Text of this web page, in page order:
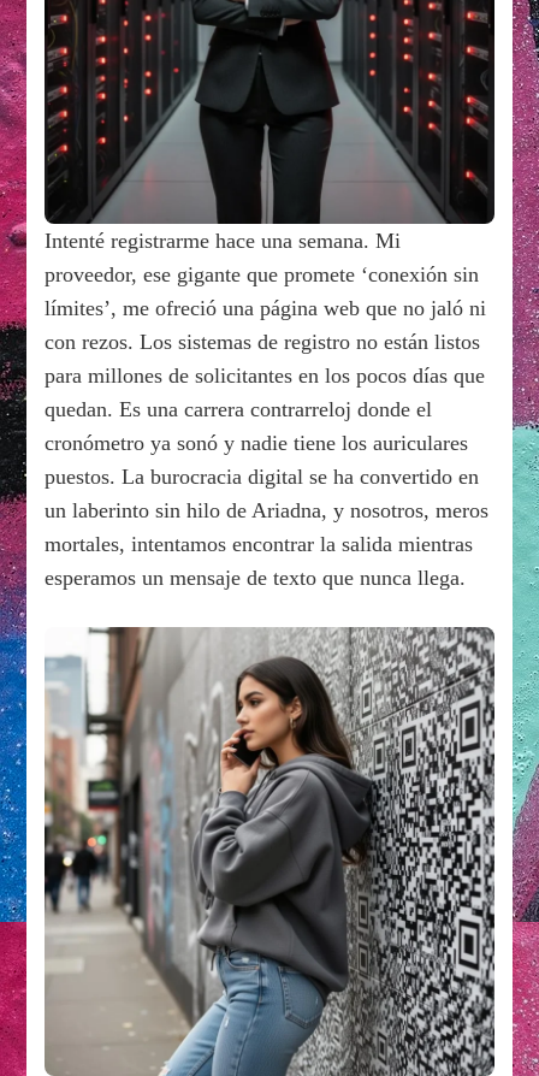
Intenté registrarme hace una semana. Mi
proveedor, ese gigante que promete ‘conexión sin
límites’, me ofreció una página web que no jaló ni
con rezos. Los sistemas de registro no están listos
para millones de solicitantes en los pocos días que
quedan. Es una carrera contrarreloj donde el
cronómetro ya sonó y nadie tiene los auriculares
puestos. La burocracia digital se ha convertido en
un laberinto sin hilo de Ariadna, y nosotros, meros
mortales, intentamos encontrar la salida mientras
esperamos un mensaje de texto que nunca llega.